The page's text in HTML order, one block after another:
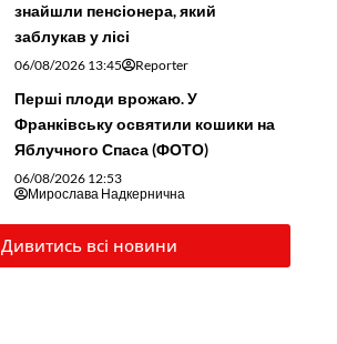
знайшли пенсіонера, який
заблукав у лісі
06/08/2026 13:45 Reporter
Перші плоди врожаю. У
Франківську освятили кошики на
Яблучного Спаса (ФОТО)
06/08/2026 12:53
Мирослава Надкернична
Дивитись всі новини